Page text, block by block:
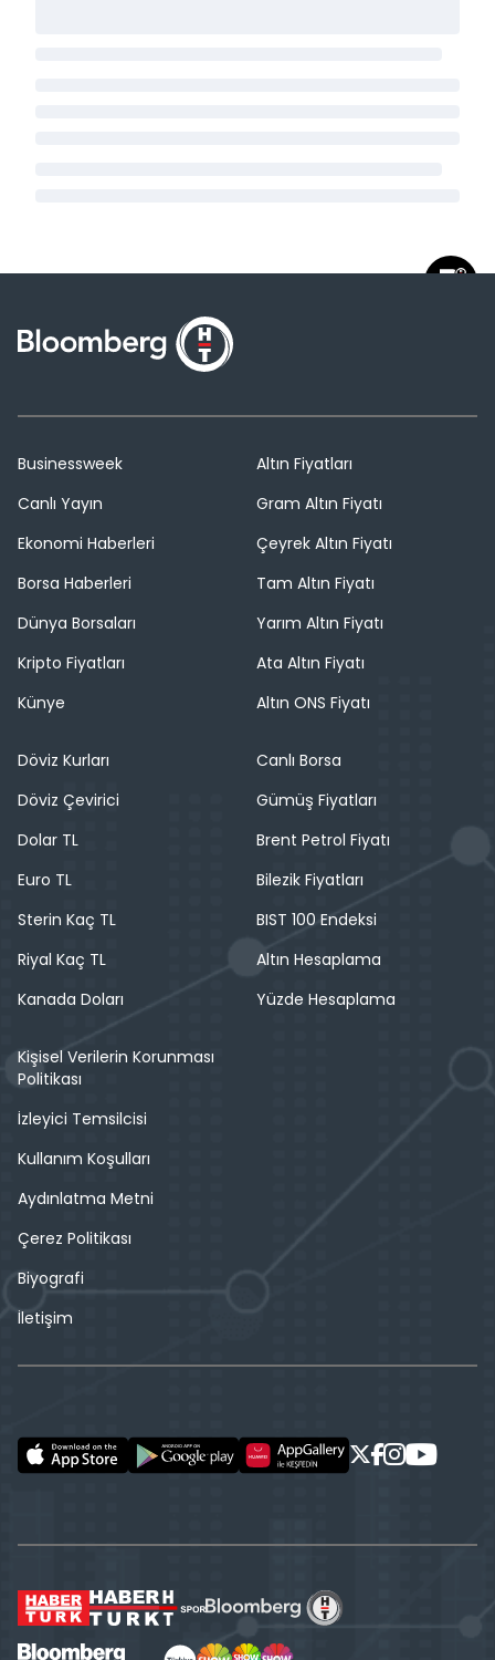
Businessweek
Canlı Yayın
Ekonomi Haberleri
Borsa Haberleri
Dünya Borsaları
Kripto Fiyatları
Künye
Altın Fiyatları
Gram Altın Fiyatı
Çeyrek Altın Fiyatı
Tam Altın Fiyatı
Yarım Altın Fiyatı
Ata Altın Fiyatı
Altın ONS Fiyatı
Döviz Kurları
Döviz Çevirici
Dolar TL
Euro TL
Sterin Kaç TL
Riyal Kaç TL
Kanada Doları
Canlı Borsa
Gümüş Fiyatları
Brent Petrol Fiyatı
Bilezik Fiyatları
BIST 100 Endeksi
Altın Hesaplama
Yüzde Hesaplama
Kişisel Verilerin Korunması
Politikası
İzleyici Temsilcisi
Kullanım Koşulları
Aydınlatma Metni
Çerez Politikası
Biyografi
İletişim